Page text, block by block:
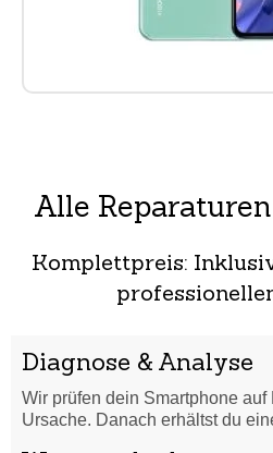
Alle
Komplettpreis:
Diagnose & Analyse
Wir prüfen dein Smartphone
Ursache. Danach erhältst du